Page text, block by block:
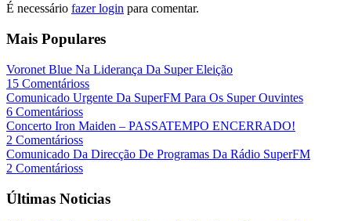
É necessário fazer login para comentar.
Mais Populares
Voronet Blue Na Liderança Da Super Eleição
15 Comentárioss
Comunicado Urgente Da SuperFM Para Os Super Ouvintes
6 Comentárioss
Concerto Iron Maiden – PASSATEMPO ENCERRADO!
2 Comentárioss
Comunicado Da Direcção De Programas Da Rádio SuperFM
2 Comentárioss
Últimas Noticias